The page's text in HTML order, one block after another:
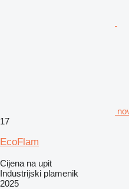
17
EcoFlam
Cijena na upit
Industrijski plamenik
2025